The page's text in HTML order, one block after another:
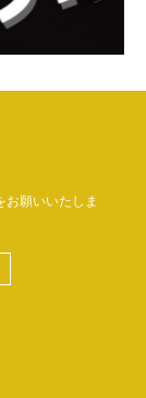
お願いいたしま